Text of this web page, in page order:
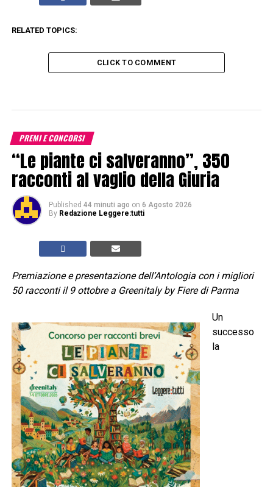
RELATED TOPICS:
CLICK TO COMMENT
PREMI E CONCORSI
“Le piante ci salveranno”, 350
racconti al vaglio della Giuria
Published 44 minuti ago on 6 Agosto 2026
By Redazione Leggere:tutti
Premiazione e presentazione dell’Antologia con i migliori
50 racconti il 9 ottobre a Greenitaly by Fiere di Parma
Un
successo
la